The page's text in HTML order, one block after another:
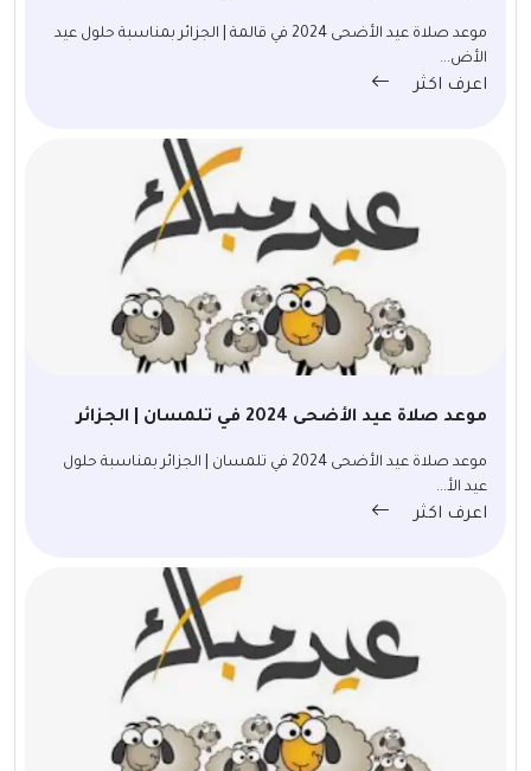
موعد صلاة عيد الأضحى 2024 في قالمة | الجزائر بمناسبة حلول عيد
الأض...
اعرف اكثر
موعد صلاة عيد الأضحى 2024 في تلمسان | الجزائر
موعد صلاة عيد الأضحى 2024 في تلمسان | الجزائر بمناسبة حلول
عيد الأ...
اعرف اكثر